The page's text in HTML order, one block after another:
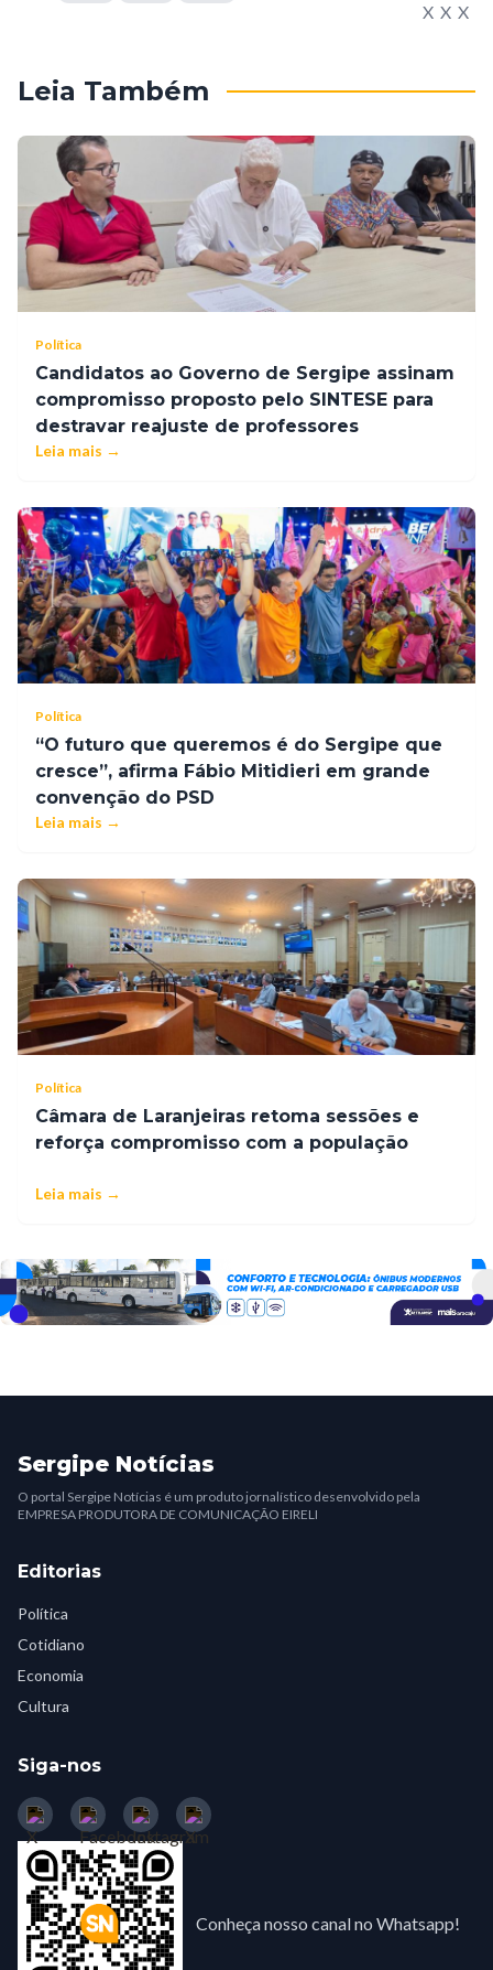
Leia Também
Política
Candidatos ao Governo de Sergipe assinam
compromisso proposto pelo SINTESE para
destravar reajuste de professores
Leia mais →
Política
“O futuro que queremos é do Sergipe que
cresce”, afirma Fábio Mitidieri em grande
convenção do PSD
Leia mais →
Política
Câmara de Laranjeiras retoma sessões e
reforça compromisso com a população
Leia mais →
Sergipe Notícias
O portal Sergipe Notícias é um produto jornalístico desenvolvido pela
EMPRESA PRODUTORA DE COMUNICAÇÃO EIRELI
Editorias
Política
Cotidiano
Economia
Cultura
Siga-nos
Conheça nosso canal no Whatsapp!